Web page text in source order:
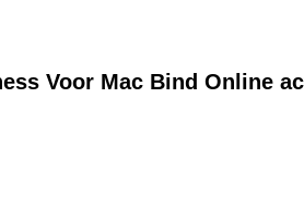
Voor Mac Bind Online